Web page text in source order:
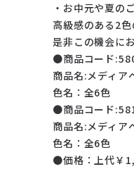
・ お中元や夏の
高級感のある2色
是非この機会に
●商品コード
商品名:メディア
色名：全6色
●商品コード
商品名:メディア
色名：全6色
●価格：上代￥